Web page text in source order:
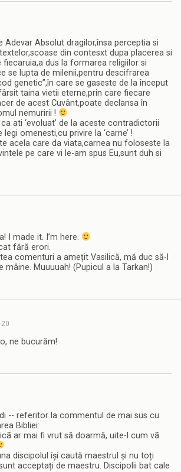
Adevar Absolut dragilor,însa perceptia si
din contesxt dupa placerea si
fiecaruia,a dus la formarea religiilor si
se lupta de milenii,pentru descifrarea
genetic”,în care se gaseste de la început
taina vietii eterne,prin care fiecare
de acest Cuvânt,poate declansa în
nemuririi !
ati ‘evoluat’ de la aceste contradictorii
omenesti,cu privire la ‘carne’ !
acela care da viata,carnea nu foloseste la
pe care vi le-am spus Eu,sunt duh si
I made it. I’m here.
fără erori.
comenturi a amețit Vasilică, mă duc să-l
mâine. Muuuuah! (Pupicul a la Tarkan!)
ne bucurăm!
-- referitor la commentul de mai sus cu
Bibliei:
ar mai fi vrut să doarmă, uite-l cum vã
discipolul își caută maestrul și nu toți
acceptați de maestru. Discipolii bat cale